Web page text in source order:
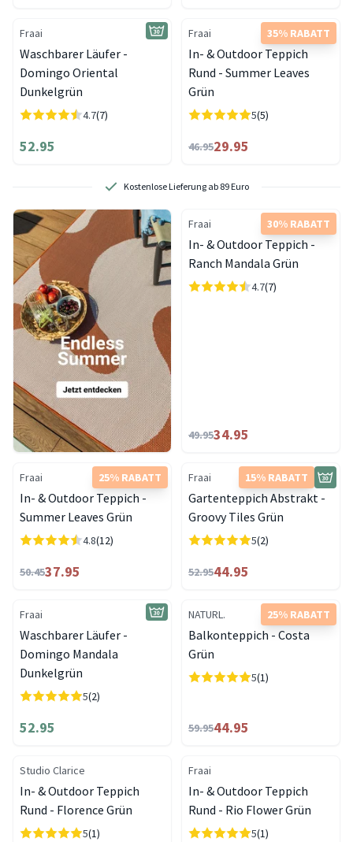
Fraai
Waschbarer Läufer -
Domingo Oriental
Dunkelgrün
4.7(7)
52.95
35% RABATT
Fraai
In- & Outdoor Teppich
Rund - Summer Leaves
Grün
5(5)
46.9529.95
Kostenlose Lieferung ab 89 Euro
30% RABATT
Fraai
In- & Outdoor Teppich -
Ranch Mandala Grün
4.7(7)
49.9534.95
25% RABATT
Fraai
In- & Outdoor Teppich -
Summer Leaves Grün
4.8(12)
50.4537.95
15% RABATT
Fraai
Gartenteppich Abstrakt -
Groovy Tiles Grün
5(2)
52.9544.95
Fraai
Waschbarer Läufer -
Domingo Mandala
Dunkelgrün
5(2)
52.95
25% RABATT
NATURL.
Balkonteppich - Costa
Grün
5(1)
59.9544.95
Studio Clarice
In- & Outdoor Teppich
Rund - Florence Grün
5(1)
Fraai
In- & Outdoor Teppich
Rund - Rio Flower Grün
5(1)